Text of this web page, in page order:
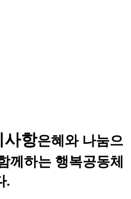
사항은혜와 나눔으
께하는 행복공동체
.